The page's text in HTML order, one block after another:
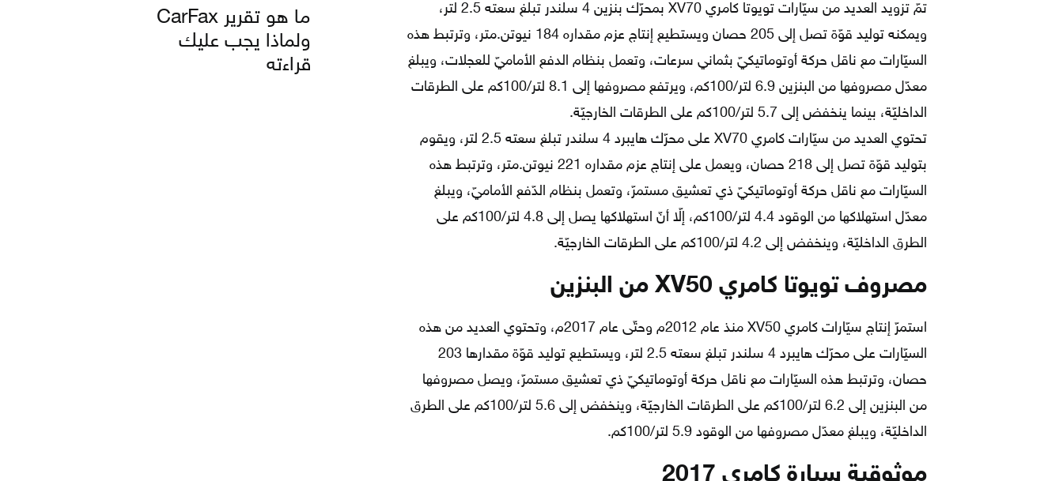
تمّ تزويد العديد من سيّارات تويوتا كامري XV70 بمحرّك بنزين 4 سلندر تبلغ سعته 2.5 لتر،
ويمكنه توليد قوّة تصل إلى 205 حصان ويستطيع إنتاج عزم مقداره 184 نيوتن.متر، وترتبط هذه
السيّارات مع ناقل حركة أوتوماتيكيّ بثماني سرعات، وتعمل بنظام الدفع الأماميّ للعجلات، ويبلغ
معدّل مصروفها من البنزين 6.9 لتر/100كم، ويرتفع مصروفها إلى 8.1 لتر/100كم على الطرقات
الداخليّة، بينما ينخفض إلى 5.7 لتر/100كم على الطرقات الخارجيّة.
تحتوي العديد من سيّارات كامري XV70 على محرّك هايبرد 4 سلندر تبلغ سعته 2.5 لتر، ويقوم
بتوليد قوّة تصل إلى 218 حصان، ويعمل على إنتاج عزم مقداره 221 نيوتن.متر، وترتبط هذه
السيّارات مع ناقل حركة أوتوماتيكيّ ذي تعشيق مستمرّ، وتعمل بنظام الدّفع الأماميّ، ويبلغ
معدّل استهلاكها من الوقود 4.4 لتر/100كم، إلّا أنّ استهلاكها يصل إلى 4.8 لتر/100كم على
الطرق الداخليّة، وينخفض إلى 4.2 لتر/100كم على الطرقات الخارجيّة.
مصروف تويوتا كامري XV50 من البنزين
استمرّ إنتاج سيّارات كامري XV50 منذ عام 2012م وحتّى عام 2017م، وتحتوي العديد من هذه
السيّارات على محرّك هايبرد 4 سلندر تبلغ سعته 2.5 لتر، ويستطيع توليد قوّة مقدارها 203
حصان، وترتبط هذه السيّارات مع ناقل حركة أوتوماتيكيّ ذي تعشيق مستمرّ، ويصل مصروفها
من البنزين إلى 6.2 لتر/100كم على الطرقات الخارجيّة، وينخفض إلى 5.6 لتر/100كم على الطرق
الداخليّة، ويبلغ معدّل مصروفها من الوقود 5.9 لتر/100كم.
ما هو تقرير CarFax
ولماذا يجب عليك
قراءته